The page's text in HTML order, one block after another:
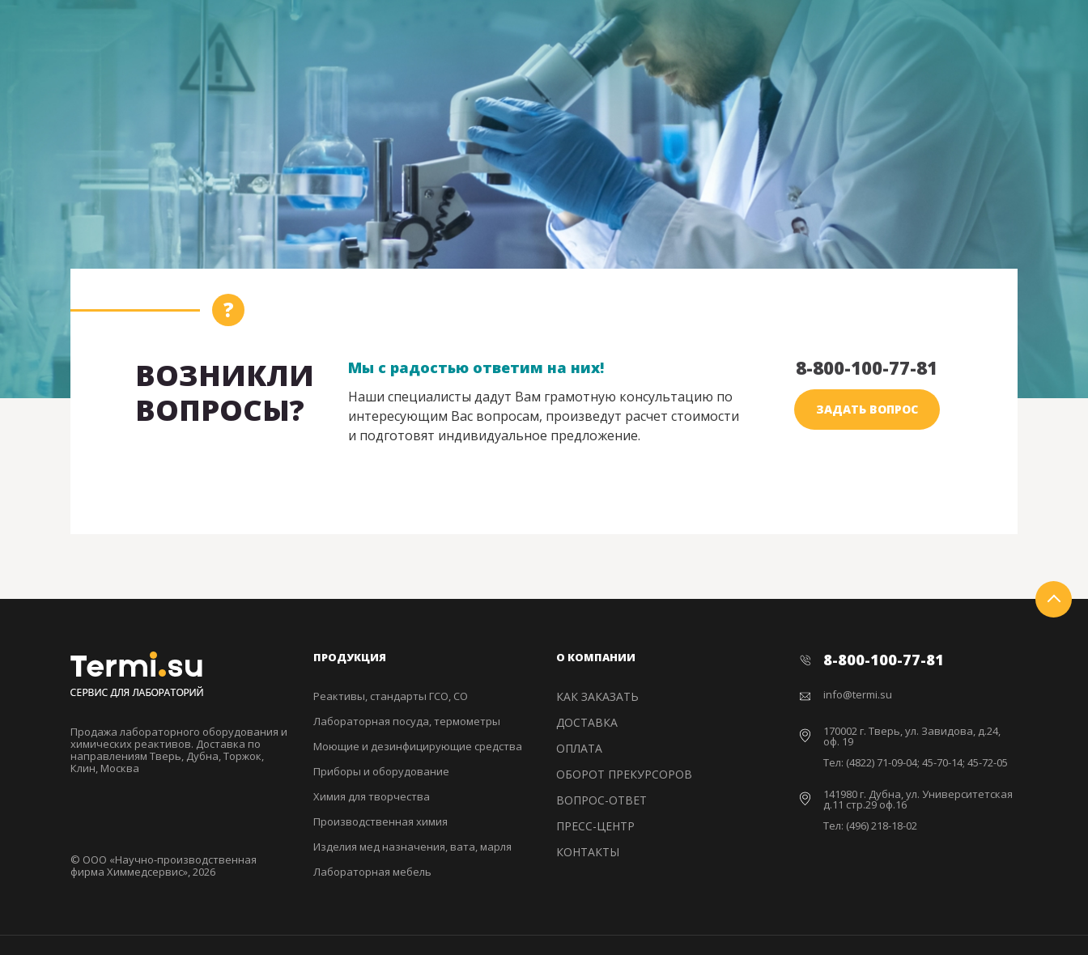
ВОЗНИКЛИ
ВОПРОСЫ?
Мы с радостью ответим на них!
Наши специалисты дадут Вам грамотную консультацию по
интересующим Вас вопросам, произведут расчет стоимости
и подготовят индивидуальное предложение.
8-800-100-77-81
ЗАДАТЬ ВОПРОС
Продажа лабораторного оборудования и
химических реактивов. Доставка по
направлениям Тверь, Дубна, Торжок,
Клин, Москва
© ООО «Научно-производственная
фирма Химмедсервис», 2026
ПРОДУКЦИЯ
Реактивы, стандарты ГСО, СО
Лабораторная посуда, термометры
Моющие и дезинфицирующие средства
Приборы и оборудование
Химия для творчества
Производственная химия
Изделия мед назначения, вата, марля
Лабораторная мебель
О КОМПАНИИ
КАК ЗАКАЗАТЬ
ДОСТАВКА
ОПЛАТА
ОБОРОТ ПРЕКУРСОРОВ
ВОПРОС-ОТВЕТ
ПРЕСС-ЦЕНТР
КОНТАКТЫ
8-800-100-77-81
info@termi.su
170002 г. Тверь, ул. Завидова, д.24,
оф. 19
Тел: (4822) 71-09-04; 45-70-14; 45-72-05
141980 г. Дубна, ул. Университетская
д.11 стр.29 оф.16
Тел: (496) 218-18-02